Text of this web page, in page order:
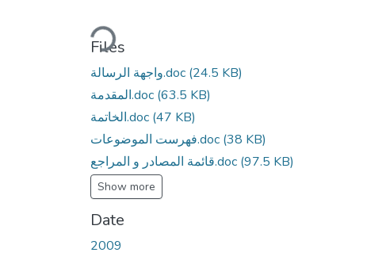
Loading...
Files
واجهة الرسالة.doc (24.5 KB)
المقدمة.doc (63.5 KB)
الخاتمة.doc (47 KB)
فهرست الموضوعات.doc (38 KB)
قائمة المصادر و المراجع.doc (97.5 KB)
Show more
Date
2009